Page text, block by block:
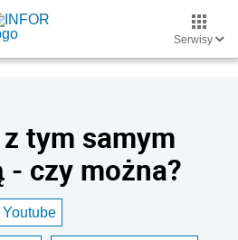
Serwisy
tym samym
- czy można?